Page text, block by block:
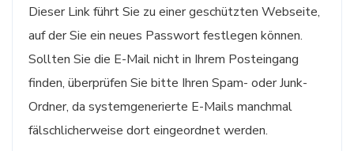
Dieser Link führt Sie zu einer geschützten Webseite,
auf der Sie ein neues Passwort festlegen können.
Sollten Sie die E-Mail nicht in Ihrem Posteingang
finden, überprüfen Sie bitte Ihren Spam- oder Junk-
Ordner, da systemgenerierte E-Mails manchmal
fälschlicherweise dort eingeordnet werden.